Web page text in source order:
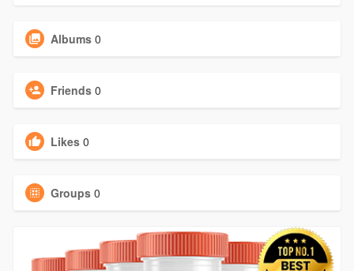
Albums 0
Friends 0
Likes 0
Groups 0